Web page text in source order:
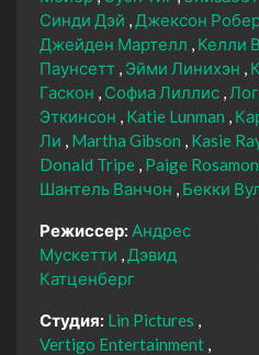
Синди Дэй
Джексон
Джейден Мартелл
Келли
Паунсетт Эйми Линихэн
Гаскон
Софиа Лиллис
Эткинсон
Katie Lunman
Ли
Martha Gibson Kasie
Donald Tripe Paige
Шантель Ванчон
Бекки
Режиссер: Андрес
Мускетти
Дэвид
Катценберг
Студия: Lin Pictures
Vertigo Entertainment